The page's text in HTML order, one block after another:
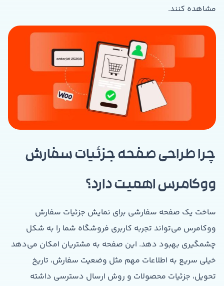
مشاهده کنند.
چرا طراحی صفحه جزئیات سفارش
ووکامرس اهمیت دارد؟
ساخت یک صفحه سفارشی برای نمایش جزئیات سفارش
ووکامرس می‌تواند تجربه کاربری فروشگاه شما را به شکل
چشمگیری بهبود دهد. این صفحه به مشتریان امکان می‌دهد
خیلی سریع به اطلاعات مهم مثل وضعیت سفارش، تاریخ
تحویل، جزئیات محصولات و روش ارسال دسترسی داشته